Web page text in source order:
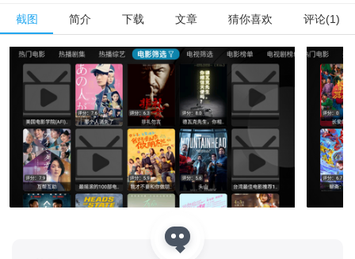
截图 简介 下载 文章 猜你喜欢 评论(1)